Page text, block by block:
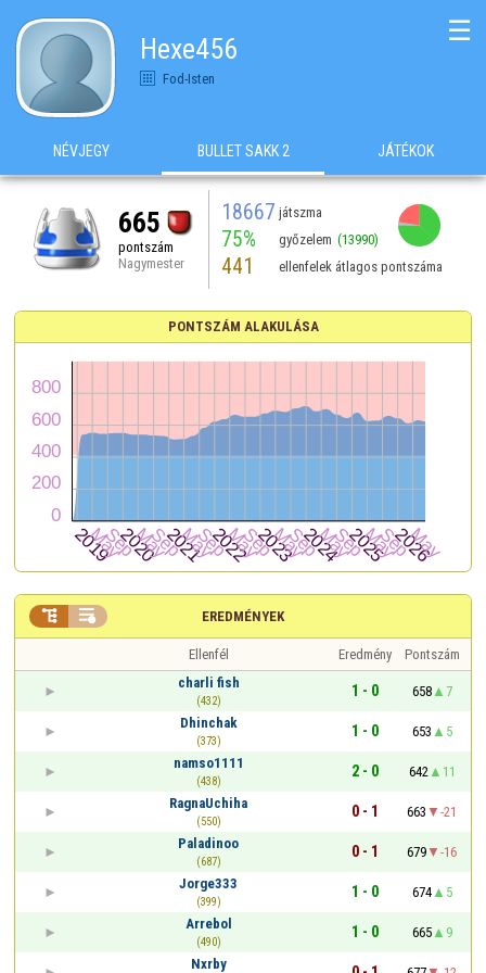
Hexe456
Fod-Isten
☰
NÉVJEGY BULLET SAKK 2 JÁTÉKOK
665
pontszám
Nagymester
18667 játszma
75% győzelem (13990)
441 ellenfelek átlagos pontszáma
PONTSZÁM ALAKULÁSA
EREDMÉNYEK
 
Ellenfél Eredmény
Pontszám
charli fish
(432)
1 - 0 658
7
Dhinchak
(373)
1 - 0 653
5
namso1111
(438)
2 - 0 642
11
RagnaUchiha
(550)
0 - 1 663
-21
Paladinoo
(687)
0 - 1 679
-16
Jorge333
(399)
1 - 0 674
5
Arrebol
(490)
1 - 0 665
9
Nxrby